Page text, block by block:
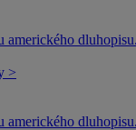
amerického
>
amerického